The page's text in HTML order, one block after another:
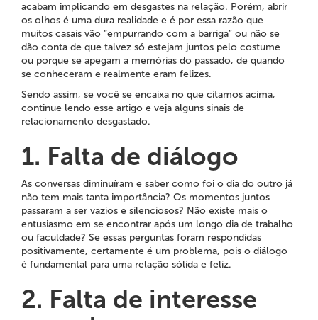
acabam implicando em desgastes na relação. Porém, abrir
os olhos é uma dura realidade e é por essa razão que
muitos casais vão “empurrando com a barriga” ou não se
dão conta de que talvez só estejam juntos pelo costume
ou porque se apegam a memórias do passado, de quando
se conheceram e realmente eram felizes.
Sendo assim, se você se encaixa no que citamos acima,
continue lendo esse artigo e veja alguns sinais de
relacionamento desgastado.
1. Falta de diálogo
As conversas diminuíram e saber como foi o dia do outro já
não tem mais tanta importância? Os momentos juntos
passaram a ser vazios e silenciosos? Não existe mais o
entusiasmo em se encontrar após um longo dia de trabalho
ou faculdade? Se essas perguntas foram respondidas
positivamente, certamente é um problema, pois o diálogo
é fundamental para uma relação sólida e feliz.
2. Falta de interesse